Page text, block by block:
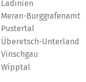
Ladinien
Meran-Burggrafenamt
Pustertal
Überetsch-Unterland
Vinschgau
Wipptal